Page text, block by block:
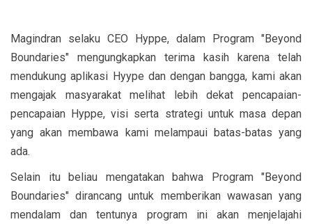
Magindran selaku CEO Hyppe, dalam Program "Beyond
Boundaries" mengungkapkan terima kasih karena telah
mendukung aplikasi Hyype dan dengan bangga, kami akan
mengajak masyarakat melihat lebih dekat pencapaian-
pencapaian Hyppe, visi serta strategi untuk masa depan
yang akan membawa kami melampaui batas-batas yang
ada.
Selain itu beliau mengatakan bahwa Program "Beyond
Boundaries" dirancang untuk memberikan wawasan yang
mendalam dan tentunya program ini akan menjelajahi